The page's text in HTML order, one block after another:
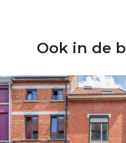
Ook in de